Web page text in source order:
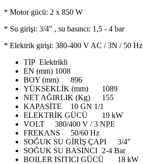
* Motor gücü: 2 x 850 W
* Su girişi: 3/4" , su basıncı: 1,5 - 4 bar
* Elektrik girişi: 380-400 V AC / 3N / 50 Hz
TİP Elektrikli
EN (mm) 1008
BOY (mm)
896
YÜKSEKLİK (mm)
1089
NET AĞIRLIK (Kg)
155
KAPASİTE
10 GN 1/1
ELEKTRİK GÜCÜ
19 kW
VOLT
380/400 V / 3 NPE
FREKANS
50/60 Hz
SOĞUK SU GİRİŞ ÇAPI
3/4"
SOĞUK SU BASINCI 2-4 Bar
BOILER ISITICI GÜCÜ
18 kW